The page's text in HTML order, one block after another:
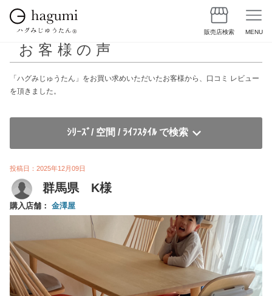
販売店検索 MENU
お客様の声
「ハグみじゅうたん」をお買い求めいただいたお客様から、口コミ レビュー
を頂きました。
ｼﾘｰｽﾞ/ 空間 / ﾗｲﾌｽﾀｲﾙ で検索
投稿日：2025年12月09日
群馬県 K様
購入店舗： 金澤屋